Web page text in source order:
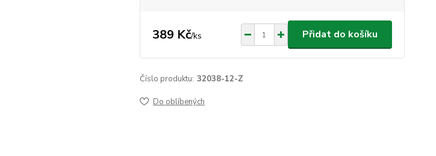
389 Kč/ks Přidat do košíku
Číslo produktu: 32038-12-Z
Do oblíbených